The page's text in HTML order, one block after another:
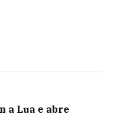
a Lua e abre